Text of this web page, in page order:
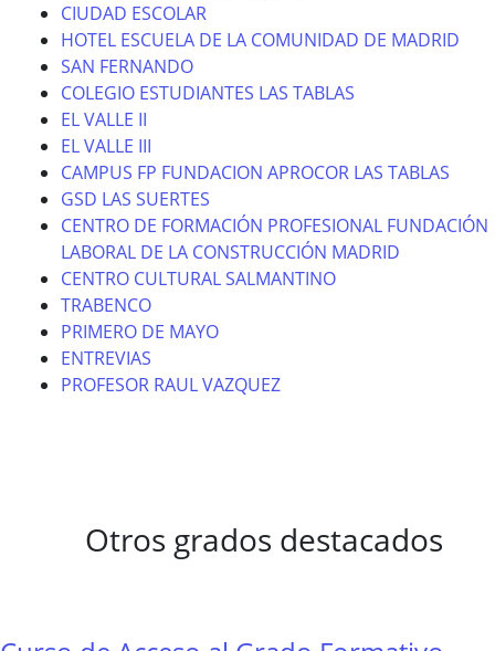
CIUDAD ESCOLAR
HOTEL ESCUELA DE LA COMUNIDAD DE MADRID
SAN FERNANDO
COLEGIO ESTUDIANTES LAS TABLAS
EL VALLE II
EL VALLE III
CAMPUS FP FUNDACION APROCOR LAS TABLAS
GSD LAS SUERTES
CENTRO DE FORMACIÓN PROFESIONAL FUNDACIÓN
LABORAL DE LA CONSTRUCCIÓN MADRID
CENTRO CULTURAL SALMANTINO
TRABENCO
PRIMERO DE MAYO
ENTREVIAS
PROFESOR RAUL VAZQUEZ
Otros grados destacados